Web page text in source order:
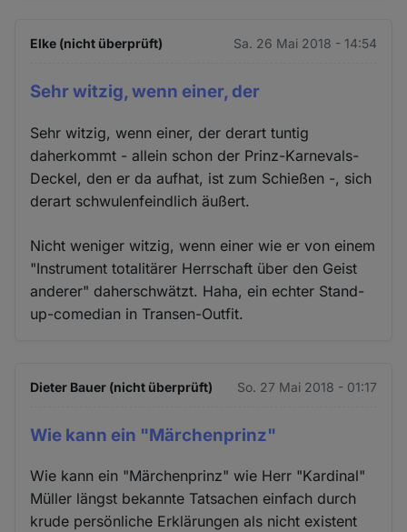
Elke (nicht überprüft) Sa. 26 Mai 2018 - 14:54
Sehr witzig, wenn einer, der
Sehr witzig, wenn einer, der derart tuntig
daherkommt - allein schon der Prinz-Karnevals-
Deckel, den er da aufhat, ist zum Schießen -, sich
derart schwulenfeindlich äußert.
Nicht weniger witzig, wenn einer wie er von einem
"Instrument totalitärer Herrschaft über den Geist
anderer" daherschwätzt. Haha, ein echter Stand-
up-comedian in Transen-Outfit.
Dieter Bauer (nicht überprüft) So. 27 Mai 2018 - 01:17
Wie kann ein "Märchenprinz"
Wie kann ein "Märchenprinz" wie Herr "Kardinal"
Müller längst bekannte Tatsachen einfach durch
krude persönliche Erklärungen als nicht existent